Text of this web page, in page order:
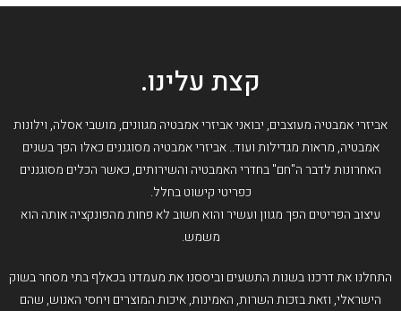
קצת עלינו.
אביזרי אמבטיה מעוצבים, יבואני אביזרי אמבטיה מגוונים, מושבי אסלה, וילונות
אמבטיה, מראות מגדילות ועוד.. אביזרי אמבטיה מסוגננים כאלו הפך בשנים
האחרונות לדבר ה"חם" בחדרי האמבטיה והשירותים, כאשר הכלים מסוגננים
כפריטי קישוט בחלל.
עיצוב הפריטים הפך מגוון ועשיר והוא חשוב לא פחות מהפונקציה אותה הוא
משמש.
התחלנו את דרכנו בשנות התשעים וביססנו את מעמדנו בכאלף בתי מסחר בשוק
הישראלי, וזאת בזכות השרות, האמינות, איכות המוצרים ויחסי האנוש, שהם